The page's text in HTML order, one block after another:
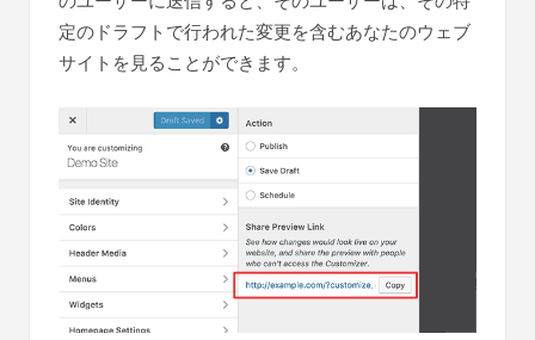
定のドラフトで行われた変更を含むあなたのウェブ
サイトを見ることができます。